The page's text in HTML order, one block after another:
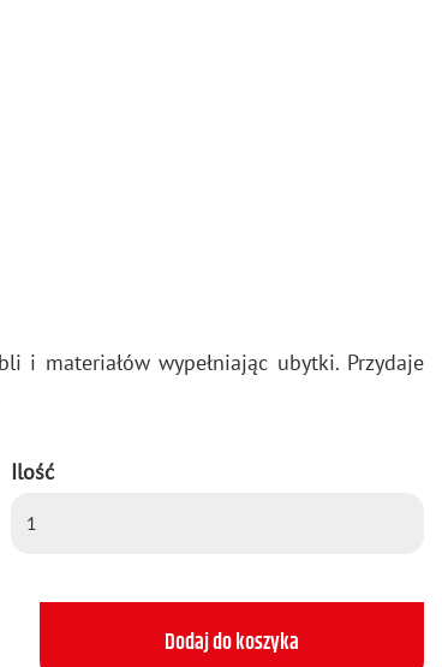
i ma­te­ria­łów wy­peł­nia­jąc ubyt­ki. Przy­da­je
Ilość
Dodaj do koszyka